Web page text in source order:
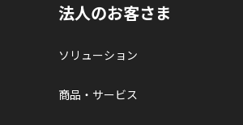
法人のお客さま
ソリューション
商品・サービス